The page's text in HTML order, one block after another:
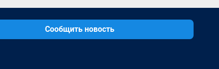
Сообщить новость